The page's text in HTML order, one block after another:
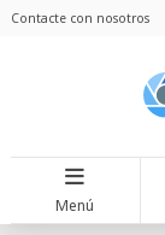
Contacte con nosotros
Menú